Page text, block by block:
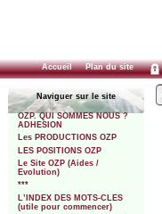
Accueil Plan du site
Naviguer sur le site
OZP. QUI SOMMES NOUS ?
ADHESION
Les PRODUCTIONS OZP
LES POSITIONS OZP
Le Site OZP (Aides /
Evolution)
***
L’INDEX DES MOTS-CLES
(utile pour commencer)